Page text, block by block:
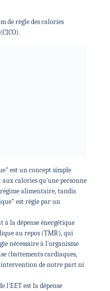
de règle des calories
est un concept simple
calories qu'une personne
régime alimentaire, tandis
est régie par un
la dépense énergétique
au repos (TMR), qui
nécessaire à l'organisme
(battements cardiaques,
intervention de notre part ni
l'EET est la dépense